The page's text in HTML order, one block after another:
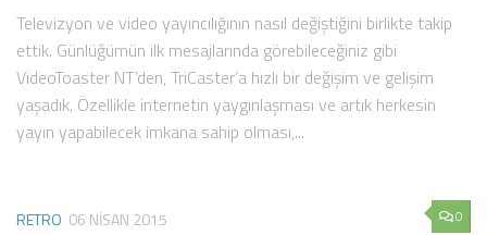
Televizyon ve video yayıncılığının nasıl değiştiğini birlikte takip
ettik. Günlüğümün ilk mesajlarında görebileceğiniz gibi
VideoToaster NT’den, TriCaster’a hızlı bir değişim ve gelişim
yaşadık. Özellikle internetin yaygınlaşması ve artık herkesin
yayın yapabilecek imkana sahip olması,...
0
RETRO 06 NISAN 2015